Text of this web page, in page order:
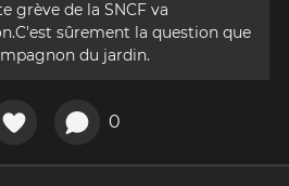
grève de la SNCF va
sûrement la question que
du jardin.
0